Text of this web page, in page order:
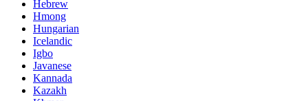
Hebrew
Hmong
Hungarian
Icelandic
Igbo
Javanese
Kannada
Kazakh